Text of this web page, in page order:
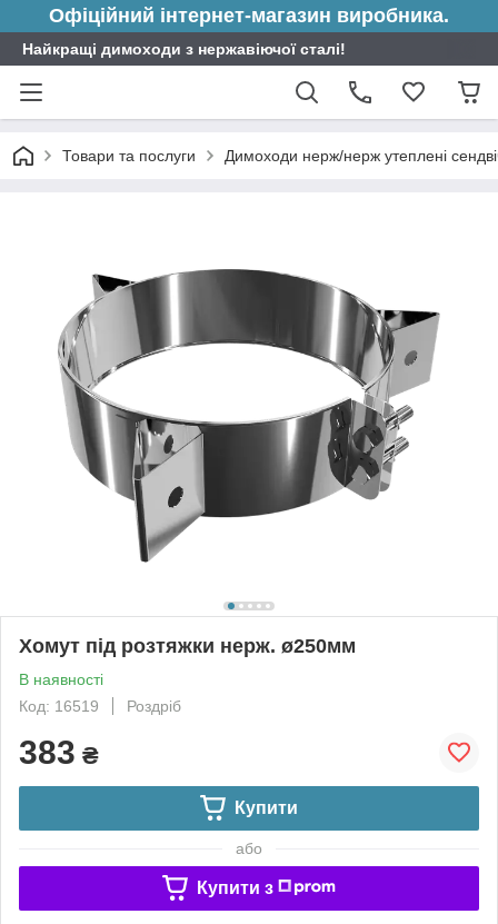
Офіційний інтернет-магазин виробника.
Найкращі димоходи з нержавіючої сталі!
Товари та послуги Димоходи нерж/нерж утеплені
Хомут під розтяжки нерж. ø250мм
В наявності
Код: 16519
Роздріб
383 ₴
Купити
або
Купити з